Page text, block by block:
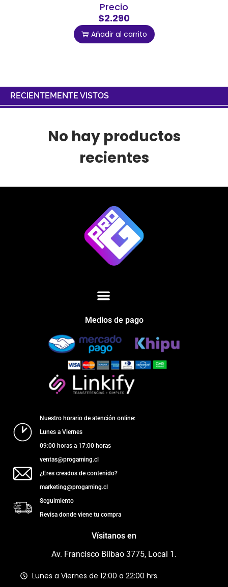
Precio
$2.290
Añadir al carrito
RECIENTEMENTE VISTOS
No hay productos
recientes
Medios de pago
Nuestro horario de atención online:
Lunes a Viernes
09:00 horas a 17:00 horas
ventas@progaming.cl
¿Eres creados de contenido?
marketing@progaming.cl
Seguimiento
Revisa donde viene tu compra
Vísitanos en
Av. Francisco Bilbao 3775, Local 1.
Lunes a Viernes de 12:00 a 22:00 hrs.